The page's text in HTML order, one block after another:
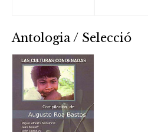
Antologia / Selecció